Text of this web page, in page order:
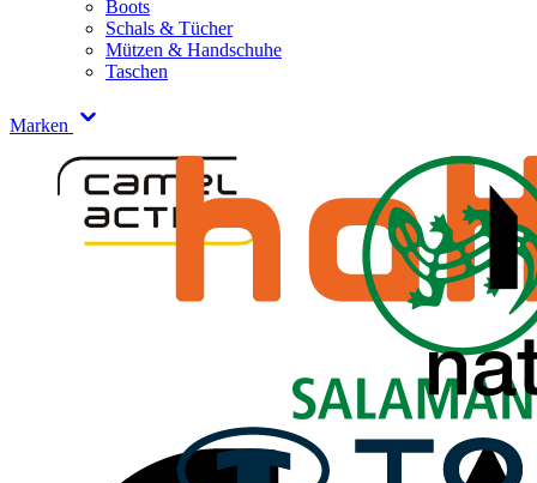
Boots
Schals & Tücher
Mützen & Handschuhe
Taschen
Marken